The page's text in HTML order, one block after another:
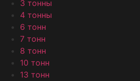
3 тонны
4 тонны
6 тонн
7 тонн
8 тонн
10 тонн
13 тонн